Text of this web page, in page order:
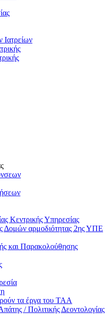
Κεντρικής Υπηρεσίας
Δομών αρμοδιότητας 2ης ΥΠΕ
και Παρακολούθησης
τα έργα του ΤΑΑ
/ Πολιτικής Δεοντολογίας